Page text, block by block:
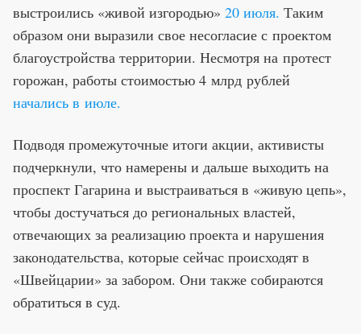
выстроились «живой изгородью» 20 июля. Таким
образом они выразили свое несогласие с проектом
благоустройства территории. Несмотря на протест
горожан, работы стоимостью 4 млрд рублей
начались в июле.
Подводя промежуточные итоги акции, активисты
подчеркнули, что намерены и дальше выходить на
проспект Гагарина и выстраиваться в «живую цепь»,
чтобы достучаться до региональных властей,
отвечающих за реализацию проекта и нарушения
законодательства, которые сейчас происходят в
«Швейцарии» за забором. Они также собираются
обратиться в суд.